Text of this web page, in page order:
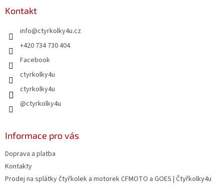
Kontakt
info@ctyrkolky4u.cz
+420 734 730 404
Facebook
ctyrkolky4u
ctyrkolky4u
@ctyrkolky4u
Informace pro vás
Doprava a platba
Kontakty
Prodej na splátky čtyřkolek a motorek CFMOTO a GOES | Čtyřkolky4u